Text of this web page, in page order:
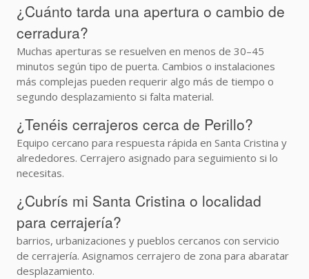
¿Cuánto tarda una apertura o cambio de
cerradura?
Muchas aperturas se resuelven en menos de 30–45
minutos según tipo de puerta. Cambios o instalaciones
más complejas pueden requerir algo más de tiempo o
segundo desplazamiento si falta material.
¿Tenéis cerrajeros cerca de Perillo?
Equipo cercano para respuesta rápida en Santa Cristina y
alrededores. Cerrajero asignado para seguimiento si lo
necesitas.
¿Cubrís mi Santa Cristina o localidad
para cerrajería?
barrios, urbanizaciones y pueblos cercanos con servicio
de cerrajería. Asignamos cerrajero de zona para abaratar
desplazamiento.